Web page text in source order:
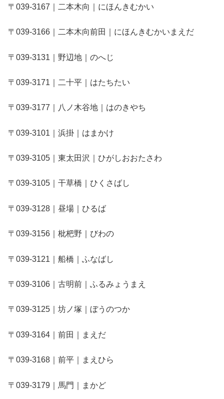
〒039-3167｜二本木向｜にほんきむかい
〒039-3166｜二本木向前田｜にほんきむかいまえだ
〒039-3131｜野辺地｜のへじ
〒039-3171｜二十平｜はたちたい
〒039-3177｜八ノ木谷地｜はのきやち
〒039-3101｜浜掛｜はまかけ
〒039-3105｜東太田沢｜ひがしおおたさわ
〒039-3105｜干草橋｜ひくさばし
〒039-3128｜昼場｜ひるば
〒039-3156｜枇杷野｜びわの
〒039-3121｜船橋｜ふなばし
〒039-3106｜古明前｜ふるみょうまえ
〒039-3125｜坊ノ塚｜ぼうのつか
〒039-3164｜前田｜まえだ
〒039-3168｜前平｜まえひら
〒039-3179｜馬門｜まかど